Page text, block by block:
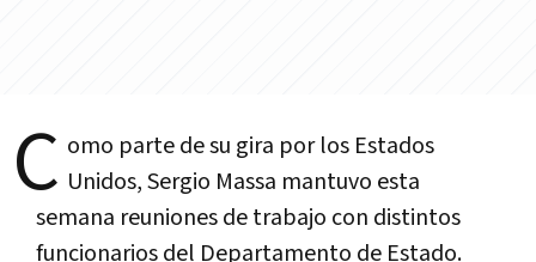
C omo parte de su gira por los Estados
Unidos, Sergio Massa mantuvo esta
semana reuniones de trabajo con distintos
funcionarios del Departamento de Estado.